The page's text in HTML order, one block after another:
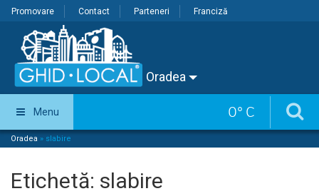
Promovare Contact Parteneri Franciză
Oradea
0° C
Menu
Oradea » slabire
Etichetă: slabire